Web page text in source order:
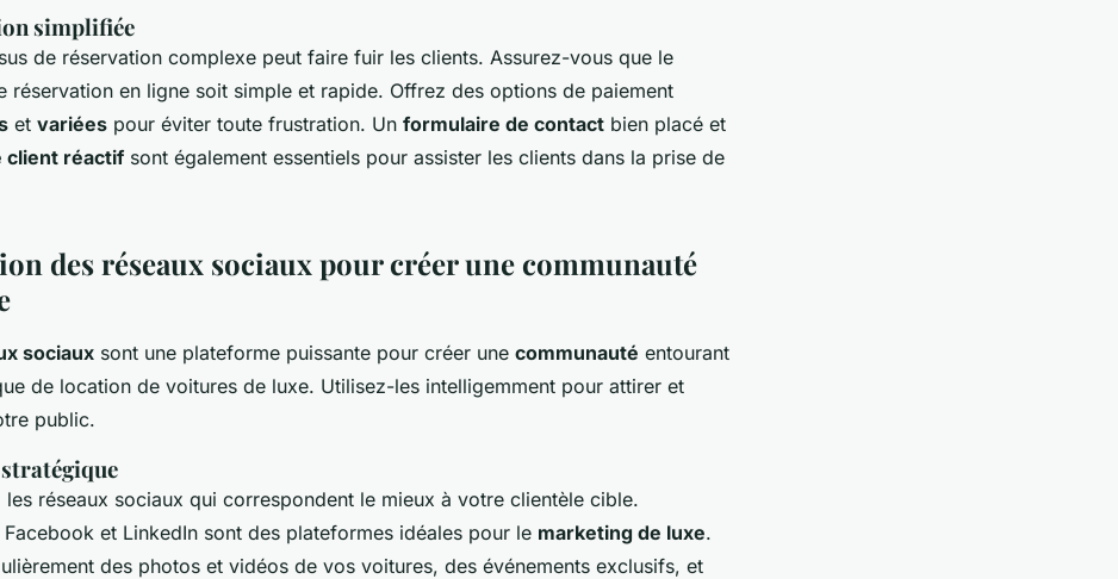
simplifiée
de réservation complexe peut faire fuir les clients. Assurez-vous que le
réservation en ligne soit simple et rapide. Offrez des options de paiement
et variées pour éviter toute frustration. Un formulaire de contact bien placé et
client réactifsont également essentiels pour assister les clients dans la prise de
des réseaux sociaux pour créer une communauté
sociaux sont une plateforme puissante pour créer une communauté entourant
de location de voitures de luxe. Utilisez-les intelligemment pour attirer et
public.
les réseaux sociaux qui correspondent le mieux à votre clientèle cible.
Facebook et LinkedIn sont des plateformes idéales pour le marketing de luxe.
des photos et vidéos de vos voitures, des événements exclusifs, et